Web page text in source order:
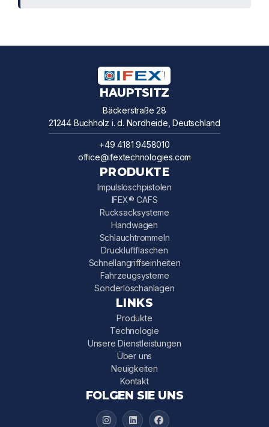
HAUPTSITZ
Bäckerstraße 28
21244 Buchholz i. d. Nordheide, Deutschland
+49 4181 9458010
office@ifextechnologies.com
PRODUKTE
Impulslöschpistolen
IFEX® CAFS
Rucksacksysteme
Handwagen
Schlauchtrommeln
Druckluftflaschen
Schnellangriffseinheiten
Fahrzeugsysteme
Sonderlöschanlagen
LINKS
Produkte
Technologie
Unsere Dienstleistungen
Über uns
Neuigkeiten
Kontakt
FOLGEN SIE UNS